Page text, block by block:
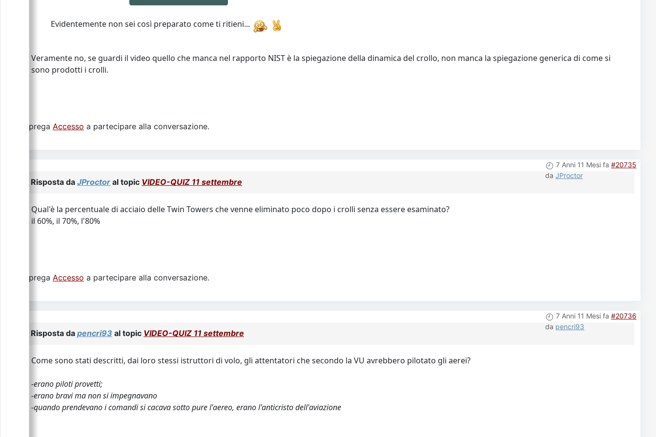
Evidentemente non sei così preparato come ti ritieni...
Veramente no, se guardi il video quello che manca nel rapporto NIST è la spiegazione della dinamica del crollo, non manca la spiegazione generica di come si
sono prodotti i crolli.
Si prega Accesso a partecipare alla conversazione.
7 Anni 11 Mesi fa #20735
da JProctor
Risposta da JProctor al topic VIDEO-QUIZ 11 settembre
Qual'è la percentuale di acciaio delle Twin Towers che venne eliminato poco dopo i crolli senza essere esaminato?
il 60%, il 70%, l'80%
Si prega Accesso a partecipare alla conversazione.
7 Anni 11 Mesi fa #20736
da pencri93
Risposta da pencri93 al topic VIDEO-QUIZ 11 settembre
Come sono stati descritti, dai loro stessi istruttori di volo, gli attentatori che secondo la VU avrebbero pilotato gli aerei?
-erano piloti provetti;
-erano bravi ma non si impegnavano
-quando prendevano i comandi si cacava sotto pure l'aereo, erano l'anticristo dell'aviazione